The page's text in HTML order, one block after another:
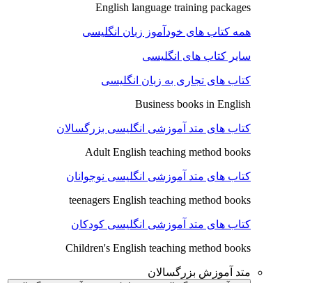
English language training packages
همه کتاب های خودآموز زبان انگلیسی
سایر کتاب های انگلیسی
کتاب های تجاری به زبان انگلیسی
Business books in English
کتاب های متد آموزشی انگلیسی بزرگسالان
Adult English teaching method books
کتاب های متد آموزشی انگلیسی نوجوانان
teenagers English teaching method books
کتاب های متد آموزشی انگلیسی کودکان
Children's English teaching method books
متد آموزش بزرگسالان